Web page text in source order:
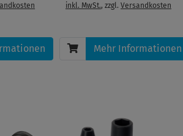
inkl. MwSt., zzgl. Versandkosten
Mehr Informationen